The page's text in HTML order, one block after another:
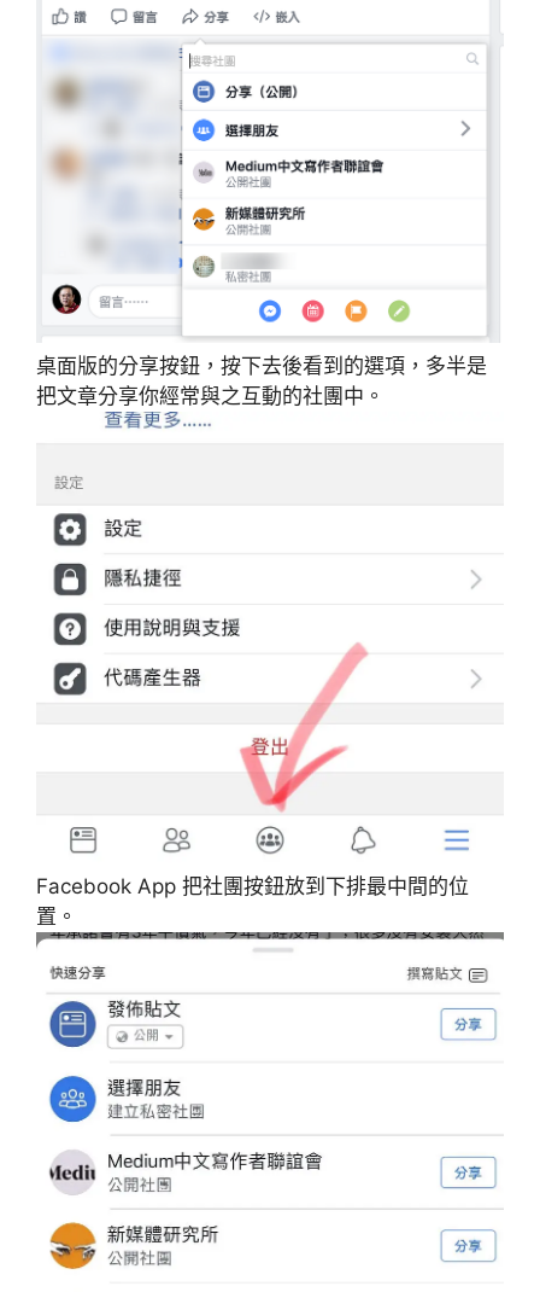
桌面版的分享按鈕，按下去後看到的選項，多半是
把文章分享你經常與之互動的社團中。
Facebook App 把社團按鈕放到下排最中間的位
置。